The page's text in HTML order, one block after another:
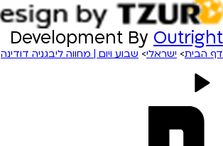
Development By Outright
דף הבית> ישראלי> שבוע ויום | מחווה ליבגניה דודינה